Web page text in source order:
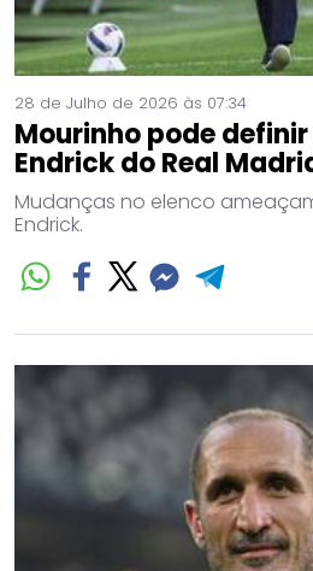
28 de Julho de 2026 às 07:34
Mourinho pode
Endrick do Real
Mudanças no elenco
Endrick.